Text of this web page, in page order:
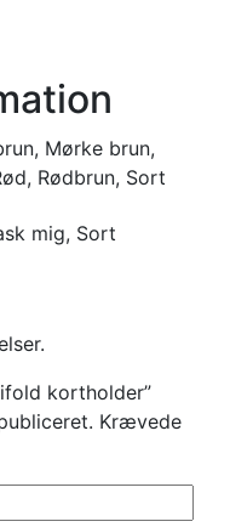
Mørke brun,
Rødbrun, Sort
mig, Sort
kortholder”
Krævede